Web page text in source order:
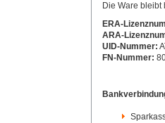
Die Ware
ERA-
ARA-
UID-Nummer:
FN-Nummer: